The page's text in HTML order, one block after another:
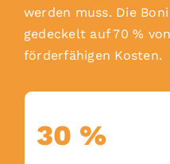
werden muss. Die
gedeckelt auf 70 %
förderfähigen Kosten.
30 %